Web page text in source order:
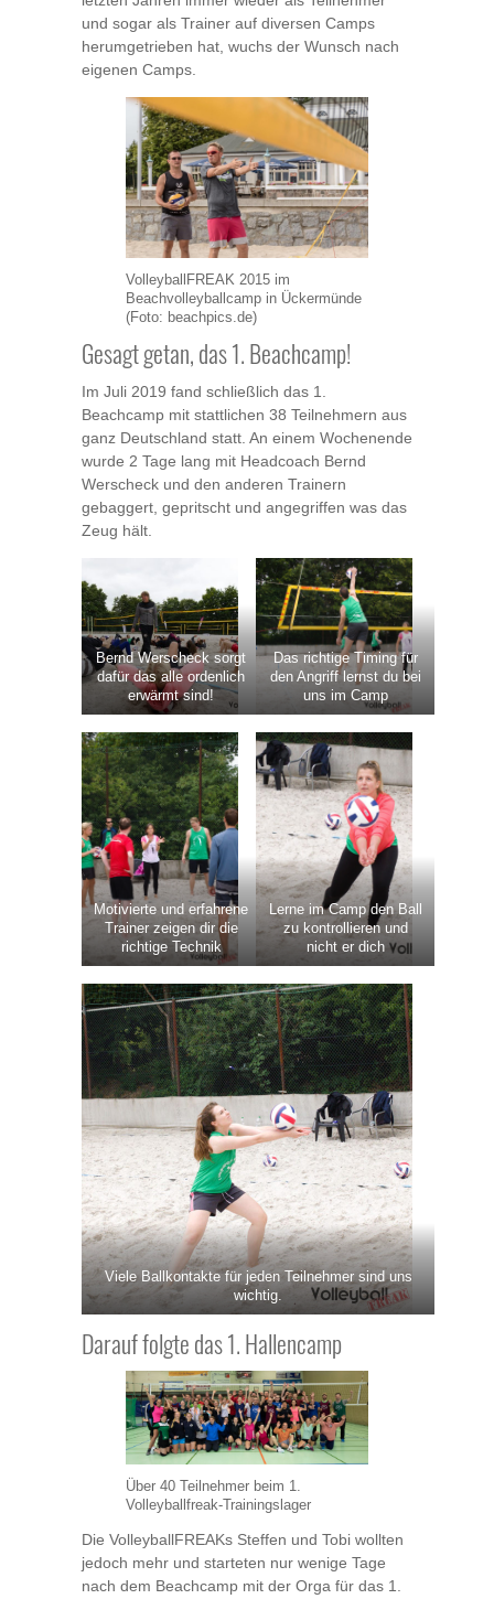
und sogar als Trainer auf diversen Camps
herumgetrieben hat, wuchs der Wunsch nach
eigenen Camps.
VolleyballFREAK 2015 im
Beachvolleyballcamp in Ückermünde
(Foto: beachpics.de)
Gesagt getan, das 1. Beachcamp!
Im Juli 2019 fand schließlich das 1.
Beachcamp mit stattlichen 38 Teilnehmern aus
ganz Deutschland statt. An einem Wochenende
wurde 2 Tage lang mit Headcoach Bernd
Werscheck und den anderen Trainern
gebaggert, gepritscht und angegriffen was das
Zeug hält.
Bernd Werscheck sorgt
dafür das alle ordenlich
erwärmt sind!
Das richtige Timing für
den Angriff lernst du bei
uns im Camp
Motivierte und erfahrene
Trainer zeigen dir die
richtige Technik
Lerne im Camp den Ball
zu kontrollieren und
nicht er dich
Viele Ballkontakte für jeden Teilnehmer sind uns
wichtig.
Darauf folgte das 1. Hallencamp
Über 40 Teilnehmer beim 1.
Volleyballfreak-Trainingslager
Die VolleyballFREAKs Steffen und Tobi wollten
jedoch mehr und starteten nur wenige Tage
nach dem Beachcamp mit der Orga für das 1.